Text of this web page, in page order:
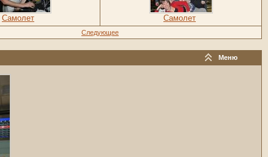
Самолет Самолет
Следующее
Меню